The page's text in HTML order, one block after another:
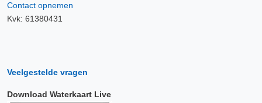
Contact opnemen
Kvk: 61380431
Veelgestelde vragen
Download Waterkaart Live